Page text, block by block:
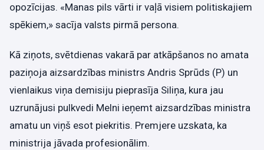
opozīcijas. «Manas pils vārti ir vaļā visiem politiskajiem
spēkiem,» sacīja valsts pirmā persona.
Kā ziņots, svētdienas vakarā par atkāpšanos no amata
paziņoja aizsardzības ministrs Andris Sprūds (P) un
vienlaikus viņa demisiju pieprasīja Siliņa, kura jau
uzrunājusi pulkvedi Melni ieņemt aizsardzības ministra
amatu un viņš esot piekritis. Premjere uzskata, ka
ministrija jāvada profesionālim.